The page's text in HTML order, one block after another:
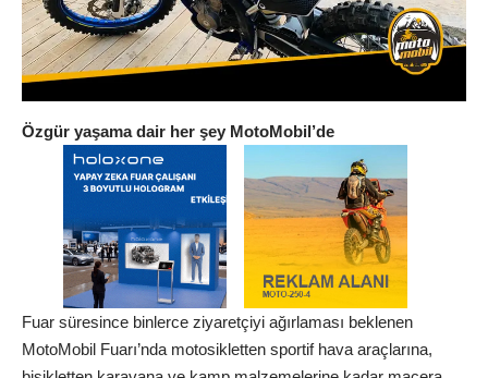
Özgür yaşama dair her şey MotoMobil’de
Fuar süresince binlerce ziyaretçiyi ağırlaması beklenen
MotoMobil Fuarı’nda motosikletten sportif hava araçlarına,